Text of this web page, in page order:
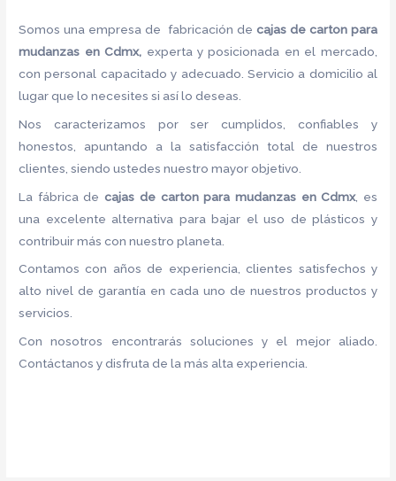
Somos una empresa de fabricación de cajas de carton para
mudanzas en Cdmx, experta y posicionada en el mercado,
con personal capacitado y adecuado. Servicio a domicilio al
lugar que lo necesites si así lo deseas.
Nos caracterizamos por ser cumplidos, confiables y
honestos, apuntando a la satisfacción total de nuestros
clientes, siendo ustedes nuestro mayor objetivo.
La fábrica decajas de carton para mudanzas en Cdmx, es
una excelente alternativa para bajar el uso de plásticos y
contribuir más con nuestro planeta.
Contamos con años de experiencia, clientes satisfechos y
alto nivel de garantía en cada uno de nuestros productos y
servicios.
Con nosotros encontrarás soluciones y el mejor aliado.
Contáctanos y disfruta de la más alta experiencia.